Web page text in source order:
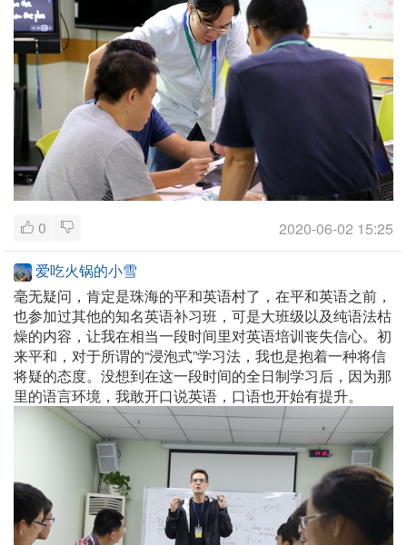
0
2020-06-02 15:25
爱吃火锅的小雪
毫无疑问，肯定是珠海的平和英语村了，在平和英语之前，
也参加过其他的知名英语补习班，可是大班级以及纯语法枯
燥的内容，让我在相当一段时间里对英语培训丧失信心。初
来平和，对于所谓的“浸泡式”学习法，我也是抱着一种将信
将疑的态度。没想到在这一段时间的全日制学习后，因为那
里的语言环境，我敢开口说英语，口语也开始有提升。